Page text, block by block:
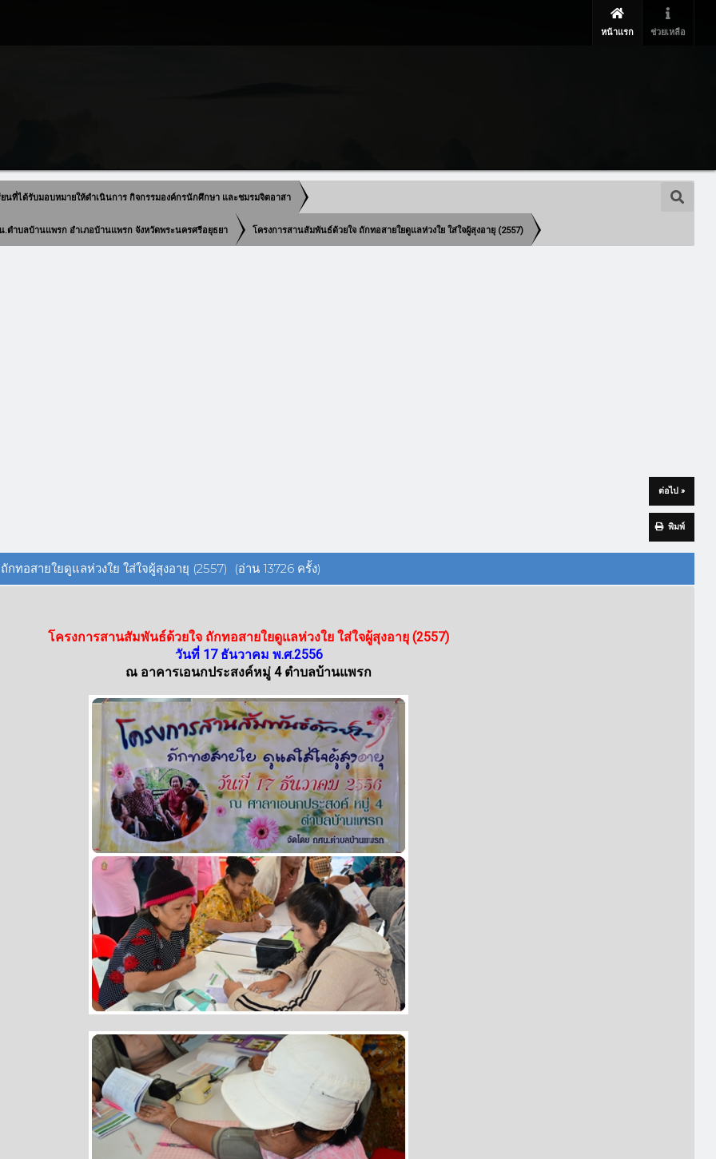
หน้าแรก ช่วยเหลือ
นที่ได้รับมอบหมายให้ดำเนินการ กิจกรรมองค์กรนักศึกษา และชมรมจิตอาสา
ตำบลบ้านแพรก อำเภอบ้านแพรก จังหวัดพระนครศรีอยุธยา โครงการสานสัมพันธ์ด้วยใจ ถักทอสายใยดูแลห่วงใย ใส่ใจผู้สุงอายุ (2557)
ต่อไป »
พิมพ์
ทอสายใยดูแลห่วงใย ใส่ใจผู้สุงอายุ (2557) (อ่าน 13726 ครั้ง)
โครงการสานสัมพันธ์ด้วยใจ ถักทอสายใยดูแลห่วงใย ใส่ใจผู้สุงอายุ (2557)
วันที่ 17 ธันวาคม พ.ศ.2556
ณ อาคารเอนกประสงค์หมู่ 4 ตำบลบ้านแพรก